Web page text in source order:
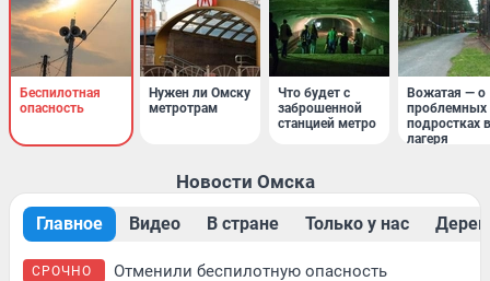
Беспилотная
опасность
Нужен ли Омску
метротрам
Что будет с
заброшенной
станцией метро
Вожатая — о
проблемных
подростках в
лагеря
Новости Омска
Главное Видео В стране Только у нас
СРОЧНО Отменили беспилотную опасность